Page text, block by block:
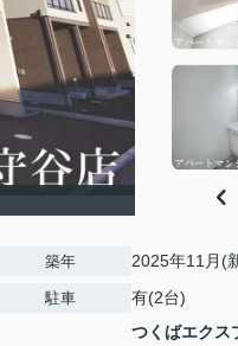
築年 2025年11月(
駐車 有(2台)
つくばエクス